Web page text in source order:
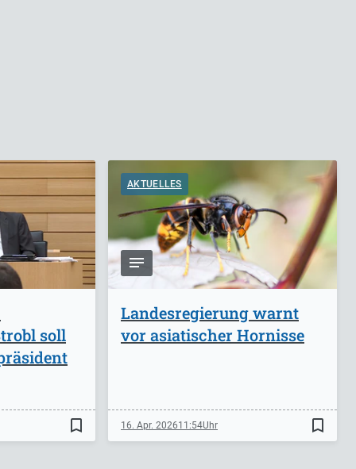
soll
bookmark_border
AKTUELLES
Landesregierung warnt
vor asiatischer Hornisse
16. Apr. 202611:54 bookmark_border